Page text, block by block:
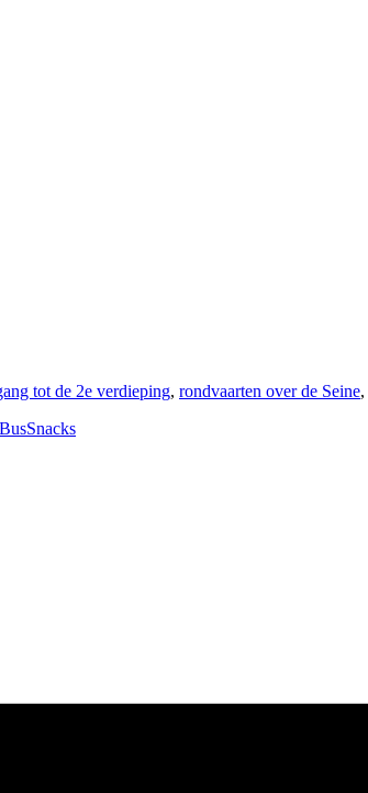
tot de 2e verdieping, rondvaarten over de Seine,
Snacks